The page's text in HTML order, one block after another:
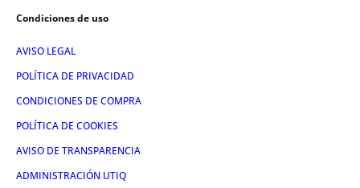
Condiciones de uso
AVISO LEGAL
POLÍTICA DE PRIVACIDAD
CONDICIONES DE COMPRA
POLÍTICA DE COOKIES
AVISO DE TRANSPARENCIA
ADMINISTRACIÓN UTIQ